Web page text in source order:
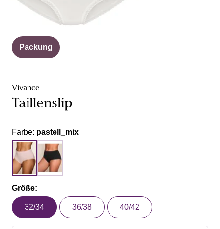
Packung
Vivance
Taillenslip
Farbe: pastell_mix
Größe:
32/34 36/38 40/42